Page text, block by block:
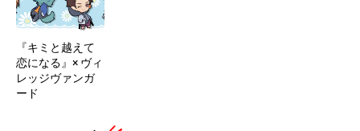
『キミと越えて
恋になる』× ヴィ
レッジヴァンガ
ード